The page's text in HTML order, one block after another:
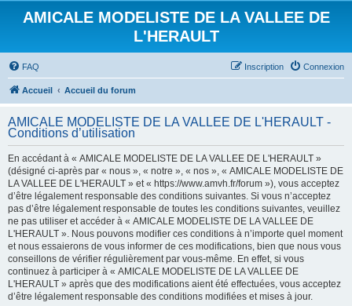
AMICALE MODELISTE DE LA VALLEE DE
L'HERAULT
FAQ Connexion
Inscription
Accueil Accueil du forum
AMICALE MODELISTE DE LA VALLEE DE L'HERAULT -
Conditions d’utilisation
En accédant à « AMICALE MODELISTE DE LA VALLEE DE L'HERAULT »
(désigné ci-après par « nous », « notre », « nos », « AMICALE MODELISTE DE
LA VALLEE DE L'HERAULT » et « https://www.amvh.fr/forum »), vous acceptez
d’être légalement responsable des conditions suivantes. Si vous n’acceptez
pas d’être légalement responsable de toutes les conditions suivantes, veuillez
ne pas utiliser et accéder à « AMICALE MODELISTE DE LA VALLEE DE
L'HERAULT ». Nous pouvons modifier ces conditions à n’importe quel moment
et nous essaierons de vous informer de ces modifications, bien que nous vous
conseillons de vérifier régulièrement par vous-même. En effet, si vous
continuez à participer à « AMICALE MODELISTE DE LA VALLEE DE
L'HERAULT » après que des modifications aient été effectuées, vous acceptez
d’être légalement responsable des conditions modifiées et mises à jour.